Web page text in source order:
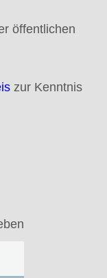
öffentlichen
zur Kenntnis